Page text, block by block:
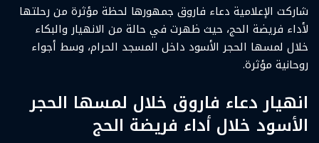
شاركت الإعلامية دعاء فاروق جمهورها لحظة مؤثرة من رحلتها
لأداء فريضة الحج، حيث ظهرت في حالة من الانهيار والبكاء
خلال لمسها الحجر الأسود داخل المسجد الحرام، وسط أجواء
روحانية مؤثرة.
انهيار دعاء فاروق خلال لمسها الحجر
الأسود خلال أداء فريضة الحج